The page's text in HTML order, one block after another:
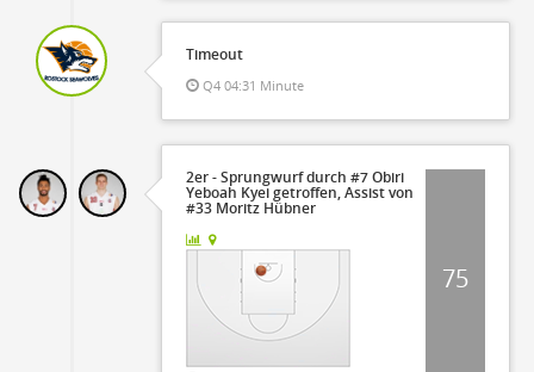
Timeout
Q4 04:31 Minute
2er - Sprungwurf durch #7 Obiri
Yeboah Kyei getroffen, Assist von
#33 Moritz Hübner
75